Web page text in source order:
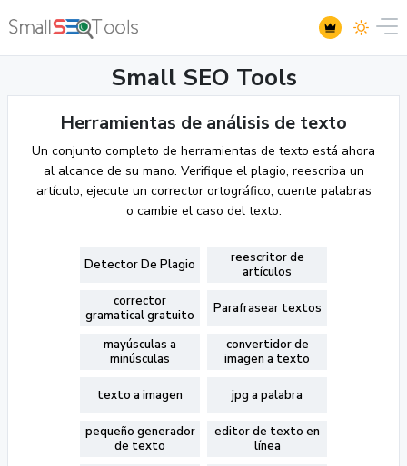
Small SEO Tools
Herramientas de análisis de texto
Un conjunto completo de herramientas de texto está ahora
al alcance de su mano. Verifique el plagio, reescriba un
artículo, ejecute un corrector ortográfico, cuente palabras
o cambie el caso del texto.
Detector De Plagio
reescritor de
artículos
corrector
gramatical gratuito
Parafrasear textos
mayúsculas a
minúsculas
convertidor de
imagen a texto
texto a imagen jpg a palabra
pequeño generador
de texto
editor de texto en
línea